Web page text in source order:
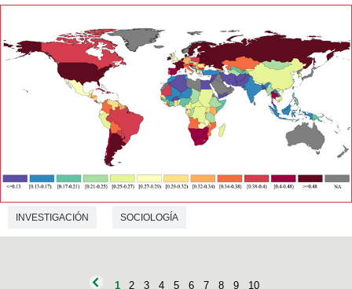
INVESTIGACIÓN SOCIOLOGÍA
1 2 3 4 5 6 7 8 9
10